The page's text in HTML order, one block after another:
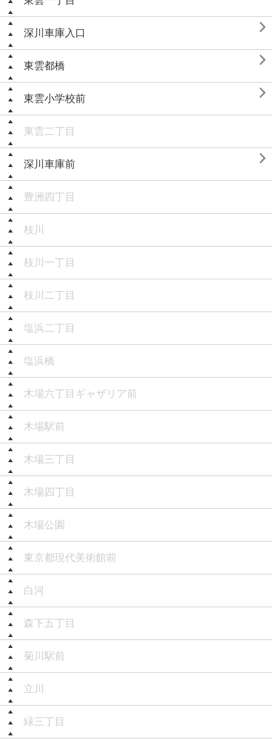
深川車庫入口 
東雲都橋 
東雲小学校前 
東雲二丁目
深川車庫前 
豊洲四丁目
枝川
枝川一丁目
枝川二丁目
塩浜二丁目
塩浜橋
木場六丁目ギャザリア前
木場駅前
木場三丁目
木場四丁目
木場公園
東京都現代美術館前
白河
森下五丁目
菊川駅前
立川
緑三丁目